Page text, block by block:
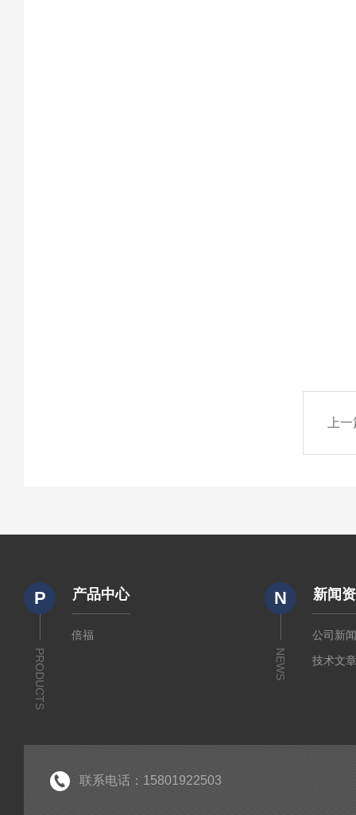
上
P
PRODUCTS
产品中心
倍福
N
NEWS
新闻
公司新
技术文
联系电话：15801922503